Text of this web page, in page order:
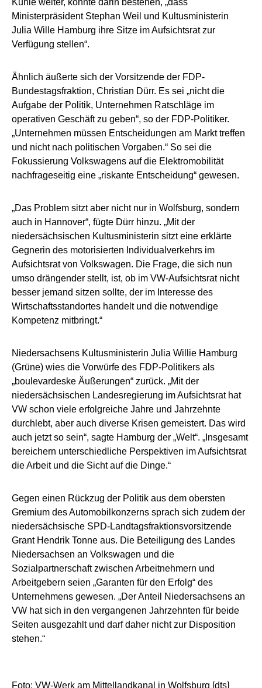
Ministerpräsident Stephan Weil und Kultusministerin
Julia Wille Hamburg ihre Sitze im Aufsichtsrat zur
Verfügung stellen“.
Ähnlich äußerte sich der Vorsitzende der FDP-
Bundestagsfraktion, Christian Dürr. Es sei „nicht die
Aufgabe der Politik, Unternehmen Ratschläge im
operativen Geschäft zu geben“, so der FDP-Politiker.
„Unternehmen müssen Entscheidungen am Markt treffen
und nicht nach politischen Vorgaben.“ So sei die
Fokussierung Volkswagens auf die Elektromobilität
nachfrageseitig eine „riskante Entscheidung“ gewesen.
„Das Problem sitzt aber nicht nur in Wolfsburg, sondern
auch in Hannover“, fügte Dürr hinzu. „Mit der
niedersächsischen Kultusministerin sitzt eine erklärte
Gegnerin des motorisierten Individualverkehrs im
Aufsichtsrat von Volkswagen. Die Frage, die sich nun
umso drängender stellt, ist, ob im VW-Aufsichtsrat nicht
besser jemand sitzen sollte, der im Interesse des
Wirtschaftsstandortes handelt und die notwendige
Kompetenz mitbringt.“
Niedersachsens Kultusministerin Julia Willie Hamburg
(Grüne) wies die Vorwürfe des FDP-Politikers als
„boulevardeske Äußerungen“ zurück. „Mit der
niedersächsischen Landesregierung im Aufsichtsrat hat
VW schon viele erfolgreiche Jahre und Jahrzehnte
durchlebt, aber auch diverse Krisen gemeistert. Das wird
auch jetzt so sein“, sagte Hamburg der „Welt“. „Insgesamt
bereichern unterschiedliche Perspektiven im Aufsichtsrat
die Arbeit und die Sicht auf die Dinge.“
Gegen einen Rückzug der Politik aus dem obersten
Gremium des Automobilkonzerns sprach sich zudem der
niedersächsische SPD-Landtagsfraktionsvorsitzende
Grant Hendrik Tonne aus. Die Beteiligung des Landes
Niedersachsen an Volkswagen und die
Sozialpartnerschaft zwischen Arbeitnehmern und
Arbeitgebern seien „Garanten für den Erfolg“ des
Unternehmens gewesen. „Der Anteil Niedersachsens an
VW hat sich in den vergangenen Jahrzehnten für beide
Seiten ausgezahlt und darf daher nicht zur Disposition
stehen.“
Foto: VW-Werk am Mittellandkanal in Wolfsburg [dts]